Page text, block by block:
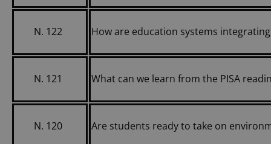
N. 122 How are education systems
N. 121 What can we learn from the PISA
N. 120 Are students ready to take on